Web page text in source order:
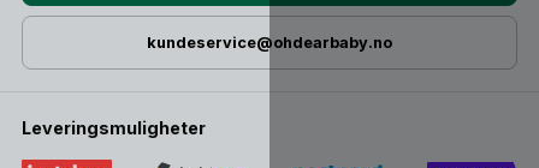
kundeservice@ohdearbaby.no
Leveringsmuligheter